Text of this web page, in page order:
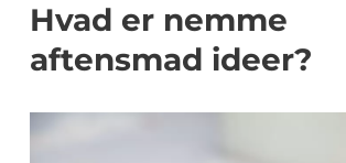
Hvad er nemme
aftensmad ideer?